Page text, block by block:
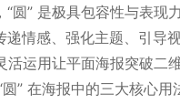
宇管理系统，主打 “空
热力图（红 / 蓝）展示局
用户操作的便捷性和
保存功能应能让用户
无需过多思考就能明白
提供了指导，也为设
。设计师如何在用户
圆” 是极具包容性与表
情感、强化主题、引导
活运用让平面海报突破
” 在海报中的三大核心用